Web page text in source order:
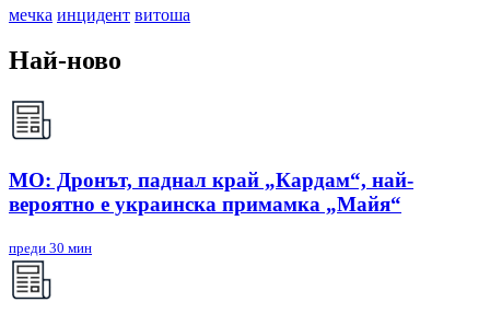
мечка инцидент витоша
Най-ново
МО: Дронът, паднал край „Кардам“, най-
вероятно е украинска примамка „Майя“
преди 30 мин